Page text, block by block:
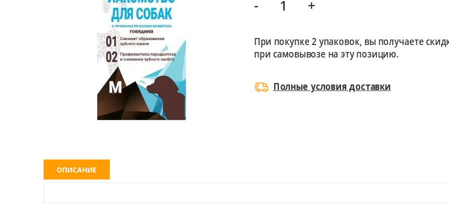
- +
При покупке 2 упаковок, вы получаете
при самовывозе на эту позицию.
Полные условия доставки
ОПИСАНИЕ